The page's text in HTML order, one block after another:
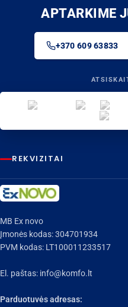
APTARKIME
+370 609 63833
REKVIZITAI
MB Ex novo
Įmonės kodas: 304701934
PVM kodas: LT100011233517
El. paštas: info@komfo.lt
Parduotuvės adresas: